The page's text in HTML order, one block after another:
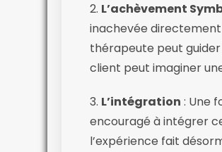
2. L’achèvement
inachevée directement
thérapeute peut guider
client peut imaginer
3. L’intégration : Une
encouragé à intégrer
l’expérience fait